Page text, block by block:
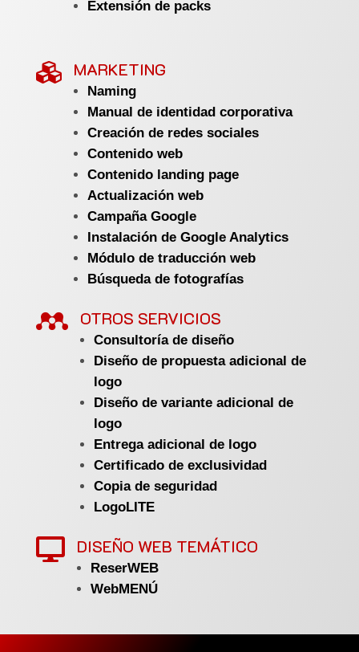
Extensión de packs
 MARKETING
Naming
Manual de identidad corporativa
Creación de redes sociales
Contenido web
Contenido landing page
Actualización web
Campaña Google
Instalación de Google Analytics
Módulo de traducción web
Búsqueda de fotografías
 OTROS SERVICIOS
Consultoría de diseño
Diseño de propuesta adicional de
logo
Diseño de variante adicional de
logo
Entrega adicional de logo
Certificado de exclusividad
Copia de seguridad
LogoLITE
 DISEÑO WEB TEMÁTICO
ReserWEB
WebMENÚ